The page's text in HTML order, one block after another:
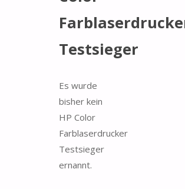
Testsieger
Es wurde
bisher kein
HP Color
Farblaserdrucker
Testsieger
ernannt.